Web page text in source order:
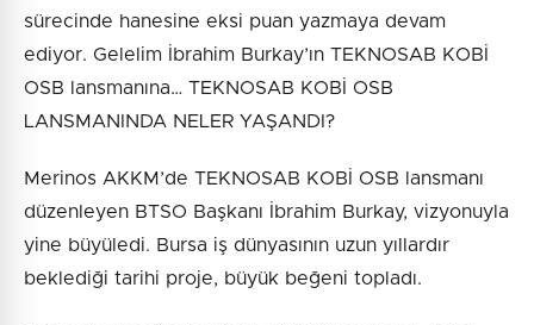
sürecinde hanesine eksi puan yazmaya devam
ediyor. Gelelim İbrahim Burkay’ın TEKNOSAB KOBİ
OSB lansmanına… TEKNOSAB KOBİ OSB
LANSMANINDA NELER YAŞANDI?
Merinos AKKM’de TEKNOSAB KOBİ OSB lansmanı
düzenleyen BTSO Başkanı İbrahim Burkay, vizyonuyla
yine büyüledi. Bursa iş dünyasının uzun yıllardır
beklediği tarihi proje, büyük beğeni topladı.